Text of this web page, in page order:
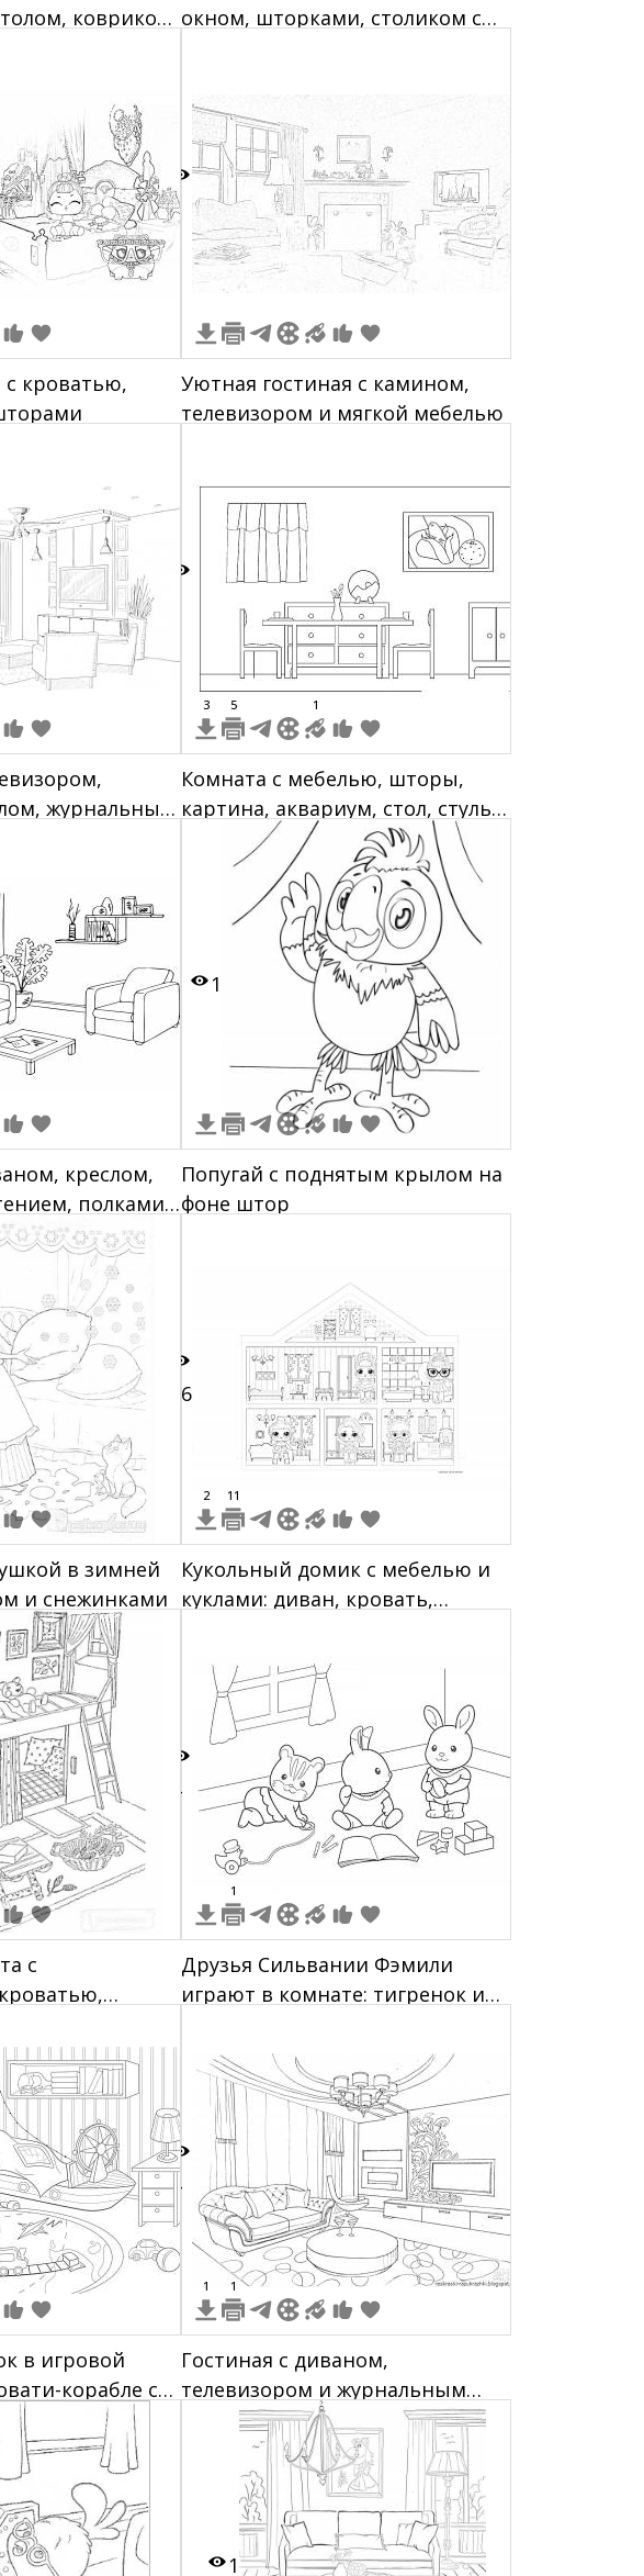
ковриком окном, шторками, столиком с
кроватью,
2
Уютная гостиная с камином,
телевизором и мягкой мебелью
журнальным
3 5 1
Комната с мебелью, шторы,
картина, аквариум, стол, стулья,
креслом,
полками
1
Попугай с поднятым крылом на
фоне штор
в зимней
и снежинками
16
2 11
Кукольный домик с мебелью и
куклами: диван, кровать,
часы, шкафы, стены с
рисунками.
с
с игрушками
1
Друзья Сильвании Фэмили
играют в комнате: тигренок и
карандашами, книжкой,
геометрическими фигурками и
кубиками
в игровой
корабле с
4
1 1
Гостиная с диваном,
телевизором и журнальным
столиком
1